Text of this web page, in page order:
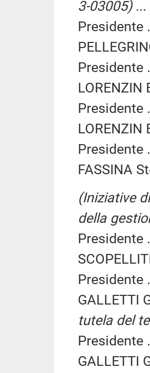
3-03005)...
Presidente
Presidente
Presidente
Presidente
FASSINA
(Iniziative
della
Presidente
Presidente
GALLETTI
tutela del
Presidente
GALLETTI